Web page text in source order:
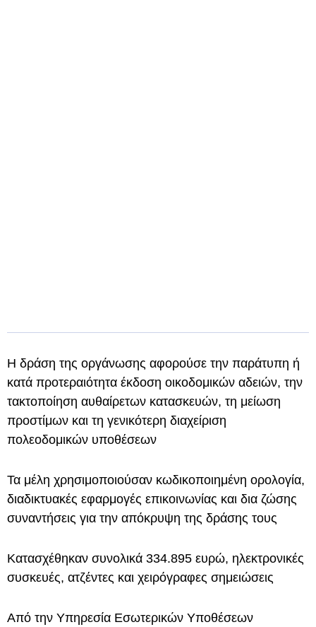
Η δράση της οργάνωσης αφορούσε την παράτυπη ή
κατά προτεραιότητα έκδοση οικοδομικών αδειών, την
τακτοποίηση αυθαίρετων κατασκευών, τη μείωση
προστίμων και τη γενικότερη διαχείριση
πολεοδομικών υποθέσεων
Τα μέλη χρησιμοποιούσαν κωδικοποιημένη ορολογία,
διαδικτυακές εφαρμογές επικοινωνίας και δια ζώσης
συναντήσεις για την απόκρυψη της δράσης τους
Κατασχέθηκαν συνολικά 334.895 ευρώ, ηλεκτρονικές
συσκευές, ατζέντες και χειρόγραφες σημειώσεις
Από την Υπηρεσία Εσωτερικών Υποθέσεων